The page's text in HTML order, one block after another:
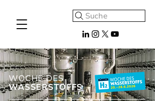
Suche
WOCHE DES
WASSERSTOFFS